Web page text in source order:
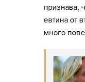
признава,
евтина от
много